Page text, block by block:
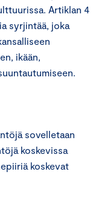
Artiklan 4
syrjintää, joka
ikään,
sovelletaan
koskevissa
koskevat